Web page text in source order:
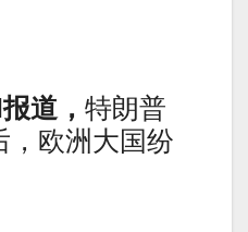
报道， 特朗普
，欧洲大国纷